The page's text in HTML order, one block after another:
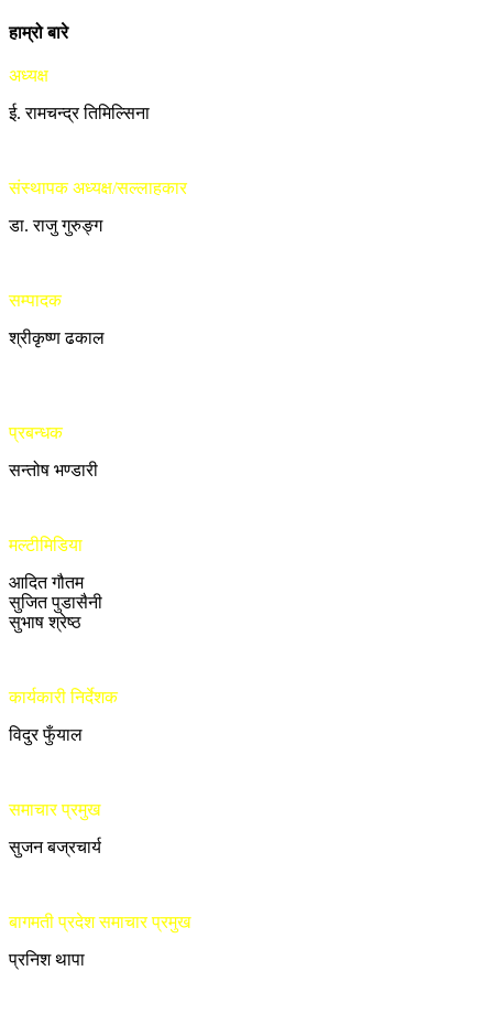
हाम्रो बारे
अध्यक्ष
ई. रामचन्द्र तिमिल्सिना
संस्थापक अध्यक्ष/सल्लाहकार
डा. राजु गुरुङ्ग
सम्पादक
श्रीकृष्ण ढकाल
प्रबन्धक
सन्तोष भण्डारी
मल्टीमिडिया
आदित गौतम
सुजित पुडासैनी
सुभाष श्रेष्ठ
कार्यकारी निर्देशक
विदुर फुँयाल
समाचार प्रमुख
सुजन बज्रचार्य
बागमती प्रदेश समाचार प्रमुख
प्रनिश थापा